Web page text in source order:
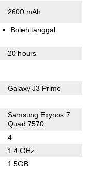
2600 mAh
Boleh tanggal
20 hours
Galaxy J3 Prime
Samsung Exynos 7
Quad 7570
4
1.4 GHz
1.5GB